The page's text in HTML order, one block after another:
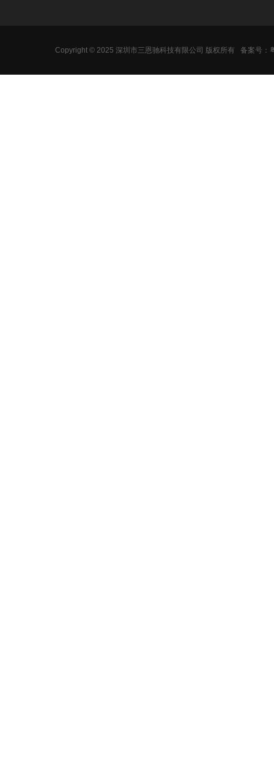
Copyright © 2025 深圳市三恩驰科技有限公司 版权所有 备案号：